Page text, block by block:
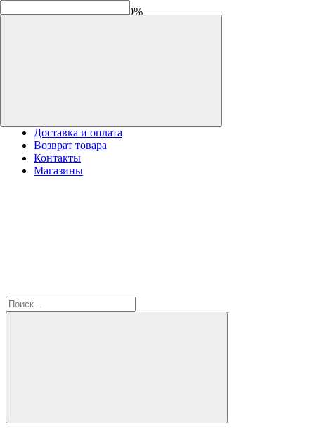
Скидки на новинки до -30%
Доставка и оплата
Возврат товара
Контакты
Магазины